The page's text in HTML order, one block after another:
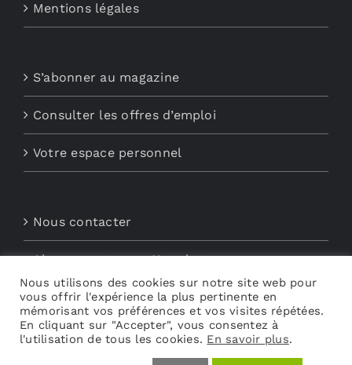
Mentions légales
S’abonner au magazine
Consulter les offres d’emploi
Votre espace personnel
Nous contacter
Abonnements aux Newsletters
Découvrez My Audio
Nous utilisons des cookies sur notre site web pour
vous offrir l'expérience la plus pertinente en
mémorisant vos préférences et vos visites répétées.
En cliquant sur "Accepter", vous consentez à
l'utilisation de tous les cookies. En savoir plus.